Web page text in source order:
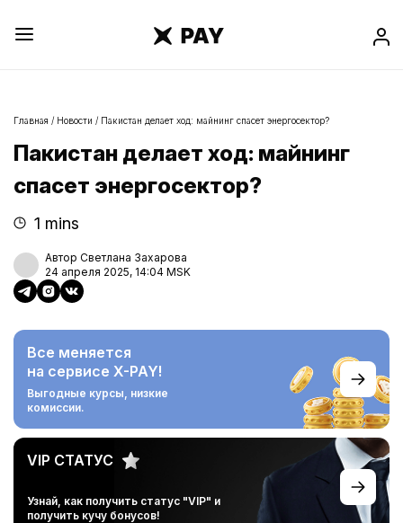
Главная / Новости / Пакистан делает ход: майнинг спасет энергосектор?
Пакистан делает ход: майнинг
спасет энергосектор?
1 mins
Автор Светлана Захарова
24 апреля 2025, 14:04 MSK
Все меняется
на сервисе X-PAY!
Выгодные курсы, низкие
комиссии.
VIP СТАТУС
Узнай, как получить статус "VIP" и
получить кучу бонусов!